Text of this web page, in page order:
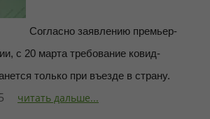
Согласно заявлению премьер-
с 20 марта требование ковид-
только при въезде в страну.
читать дальше...